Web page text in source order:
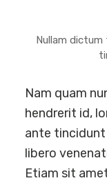
Nullam
Nam quam
hendrerit id,
ante
libero
Etiam sit